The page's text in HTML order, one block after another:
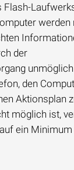
Flash-
werden
der
den
Aktionsplan
möglich ist,
ein Minimum